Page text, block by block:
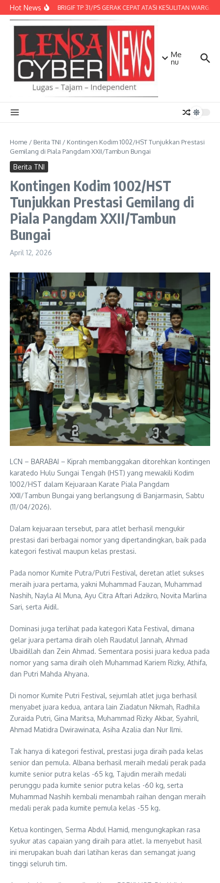
Lewati ke konten
Hot NewsDENMA BRIGIF TP 31/PS GERAK CEPAT ATASI KESULITAN WARGA,
Me
nu
Home / Berita TNI / Kontingen Kodim 1002/HST Tunjukkan Prestasi
Gemilang di Piala Pangdam XXII/Tambun Bungai
Berita TNI
Kontingen Kodim 1002/HST
Tunjukkan Prestasi Gemilang di
Piala Pangdam XXII/Tambun
Bungai
April 12, 2026
LCN – BARABAI – Kiprah membanggakan ditorehkan kontingen
karatedo Hulu Sungai Tengah (HST) yang mewakili Kodim
1002/HST dalam Kejuaraan Karate Piala Pangdam
XXII/Tambun Bungai yang berlangsung di Banjarmasin, Sabtu
(11/04/2026).
Dalam kejuaraan tersebut, para atlet berhasil mengukir
prestasi dari berbagai nomor yang dipertandingkan, baik pada
kategori festival maupun kelas prestasi.
Pada nomor Kumite Putra/Putri Festival, deretan atlet sukses
meraih juara pertama, yakni Muhammad Fauzan, Muhammad
Nashih, Nayla Al Muna, Ayu Citra Aftari Adzikro, Novita Marlina
Sari, serta Aidil.
Dominasi juga terlihat pada kategori Kata Festival, dimana
gelar juara pertama diraih oleh Raudatul Jannah, Ahmad
Ubaidillah dan Zein Ahmad. Sementara posisi juara kedua pada
nomor yang sama diraih oleh Muhammad Kariem Rizky, Athifa,
dan Putri Mahda Ahyana.
Di nomor Kumite Putri Festival, sejumlah atlet juga berhasil
menyabet juara kedua, antara lain Ziadatun Nikmah, Radhila
Zuraida Putri, Gina Maritsa, Muhammad Rizky Akbar, Syahril,
Ahmad Matidra Dwirawinata, Asiha Azalia dan Nur Ilmi.
Tak hanya di kategori festival, prestasi juga diraih pada kelas
senior dan pemula. Albana berhasil meraih medali perak pada
kumite senior putra kelas -65 kg, Tajudin meraih medali
perunggu pada kumite senior putra kelas -60 kg, serta
Muhammad Nashih kembali menambah raihan dengan meraih
medali perak pada kumite pemula kelas -55 kg.
Ketua kontingen, Serma Abdul Hamid, mengungkapkan rasa
syukur atas capaian yang diraih para atlet. Ia menyebut hasil
ini merupakan buah dari latihan keras dan semangat juang
tinggi seluruh tim.